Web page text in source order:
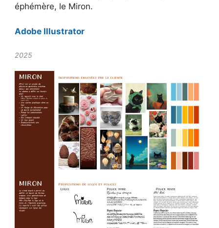
éphémère, le Miron.
Adobe Illustrator
2025